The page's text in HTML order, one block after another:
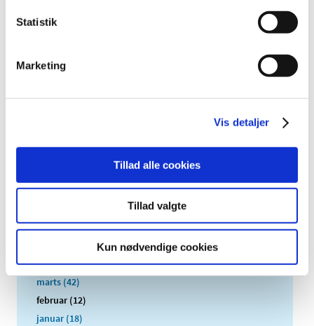
Statistik
Marketing
Vis detaljer
Tillad alle cookies
Tillad valgte
Kun nødvendige cookies
2024 (224)
2022 (197)
2020 (263)
august (17)
juni (21)
april (24)
marts (42)
februar (12)
januar (18)